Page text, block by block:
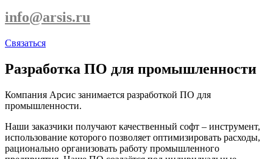
info@arsis.ru
Связаться
Разработка ПО для промышленности
Компания Арсис занимается разработкой ПО для
промышленности.
Наши заказчики получают качественный софт – инструмент,
использование которого позволяет оптимизировать расходы,
рационально организовать работу промышленного